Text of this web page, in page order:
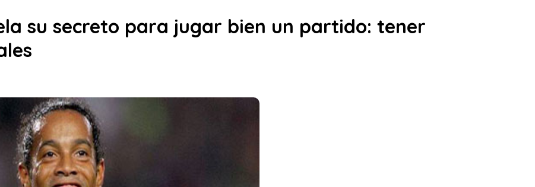
su secreto para jugar bien un partido: tener